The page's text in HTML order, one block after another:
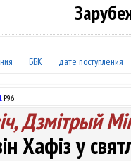
ББК дате поступления
Р96
Дзмітрый
Хафіз у